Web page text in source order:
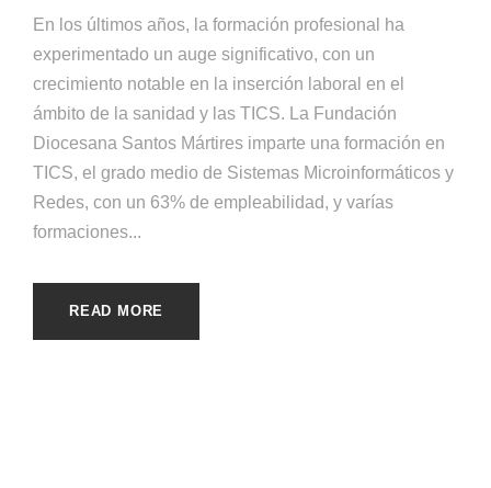
En los últimos años, la formación profesional ha
experimentado un auge significativo, con un
crecimiento notable en la inserción laboral en el
ámbito de la sanidad y las TICS. La Fundación
Diocesana Santos Mártires imparte una formación en
TICS, el grado medio de Sistemas Microinformáticos y
Redes, con un 63% de empleabilidad, y varías
formaciones...
READ MORE